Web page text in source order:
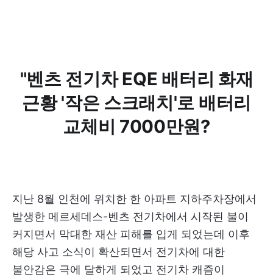
"벤츠 전기차 EQE 배터리 화재
근황 '작은 스크래치'로 배터리
교체비 7000만원?
지난 8월 인천에 위치한 한 아파트 지하주차장에서
발생한 메르세데스-벤츠 전기차에서 시작된 불이
커지면서 막대한 재산 피해를 입게 되었는데 이후
해당 사고 소식이 확산되면서 전기차에 대한
불안감은 극에 달하게 되었고 전기차 캐즘이